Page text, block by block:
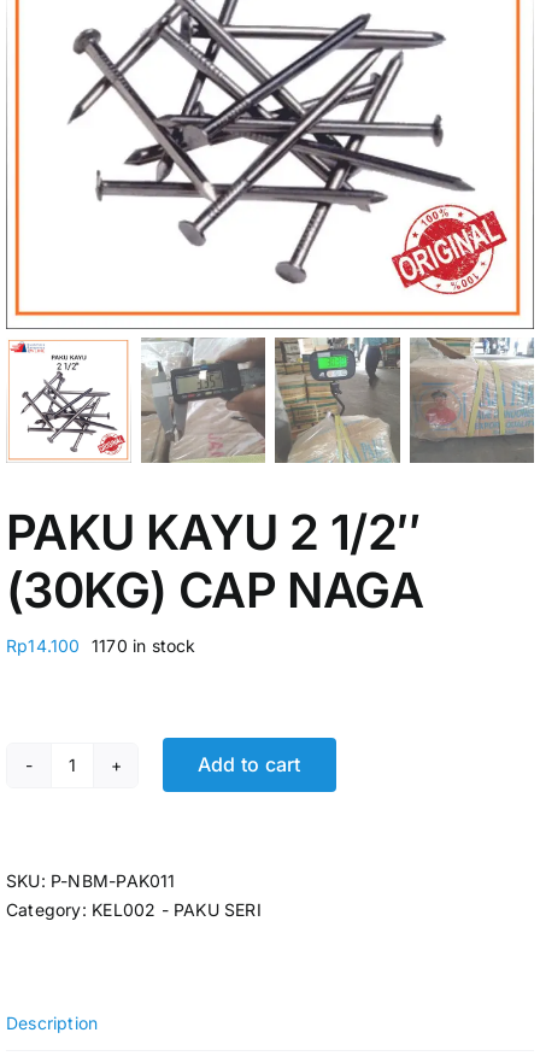
My Account
PAKU KAYU 2 1/2″
(30KG) CAP NAGA
Rp14.100 1170 in stock
PAKU KAYU 2 1/2" (30KG) CAP NAGA quantity
Add to cart
SKU: P-NBM-PAK011
Category: KEL002 - PAKU SERI
Description